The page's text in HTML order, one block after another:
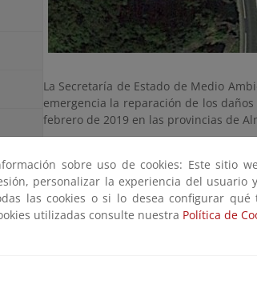
La Secretaría de Estado de Medio
emergencia la reparación de los
febrero de 2019 en las provincias de
la banda peatonal entre Zarautz y
citadas poblaciones. A causa del
el muro de costa vaciando el relleno
hueco bajo el paseo llegara a
sobre uso de cookies: Este sitio
personalizar la experiencia del usuario
las cookies o si lo desea configurar
utilizadas consulte nuestra Política de